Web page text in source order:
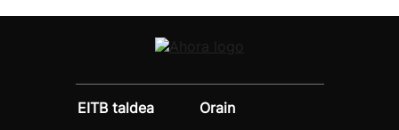
EITB taldea
Orain